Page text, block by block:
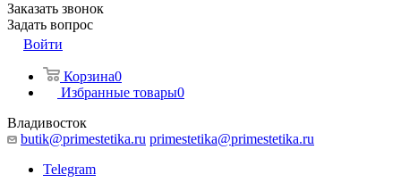
Заказать звонок
Задать вопрос
Войти
Корзина0
Избранные товары0
Владивосток
butik@primestetika.ru primestetika@primestetika.ru
Telegram